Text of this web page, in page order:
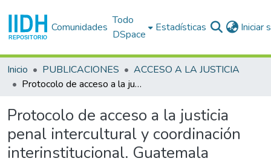
Comunidades
Todo
DSpace
Estadísticas Iniciar
Inicio PUBLICACIONES
ACCESO A LA JUSTICIA
Protocolo de acceso a la justicia penal intercultural y coordinación interinstitucional. Guatemala
Protocolo de acceso a la justicia
penal intercultural y coordinación
interinstitucional. Guatemala